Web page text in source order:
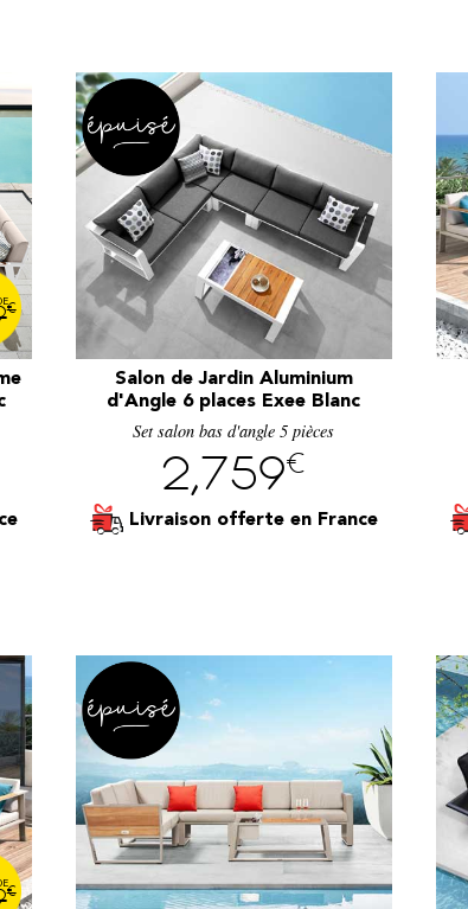
€
Salon de Jardin Aluminium
d'Angle 6 places Exee Blanc
Set salon bas d'angle 5 pièces
2,759€
Livraison offerte
€